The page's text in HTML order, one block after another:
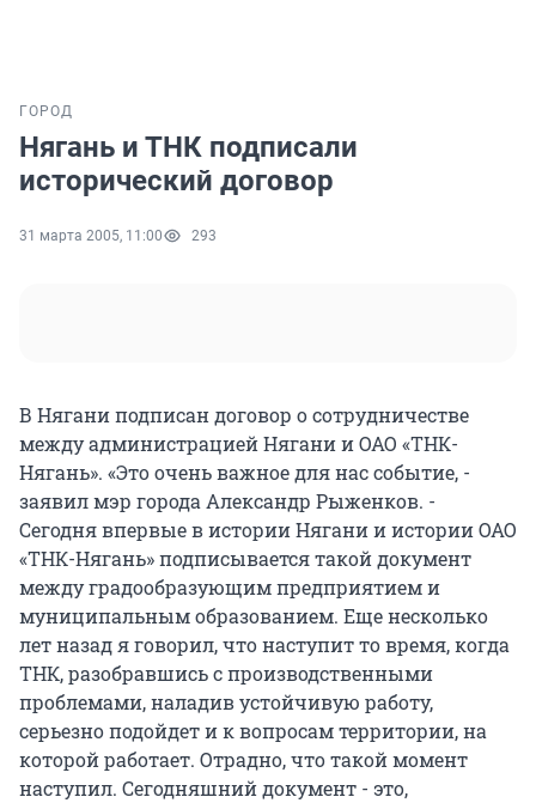
ГОРОД
Нягань и ТНК подписали
исторический договор
31 марта 2005, 11:00 293
В Нягани подписан договор о сотрудничестве
между администрацией Нягани и ОАО «ТНК-
Нягань». «Это очень важное для нас событие, -
заявил мэр города Александр Рыженков. -
Сегодня впервые в истории Нягани и истории ОАО
«ТНК-Нягань» подписывается такой документ
между градообразующим предприятием и
муниципальным образованием. Еще несколько
лет назад я говорил, что наступит то время, когда
ТНК, разобравшись с производственными
проблемами, наладив устойчивую работу,
серьезно подойдет и к вопросам территории, на
которой работает. Отрадно, что такой момент
наступил. Сегодняшний документ - это,